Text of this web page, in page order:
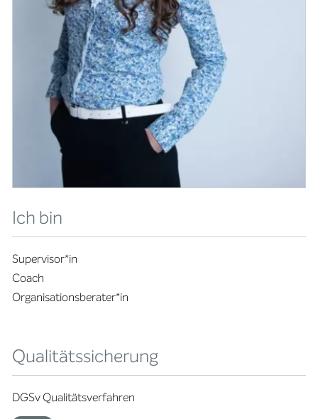
Ich bin
Supervisor*in
Coach
Organisationsberater*in
Qualitätssicherung
DGSv Qualitätsverfahren